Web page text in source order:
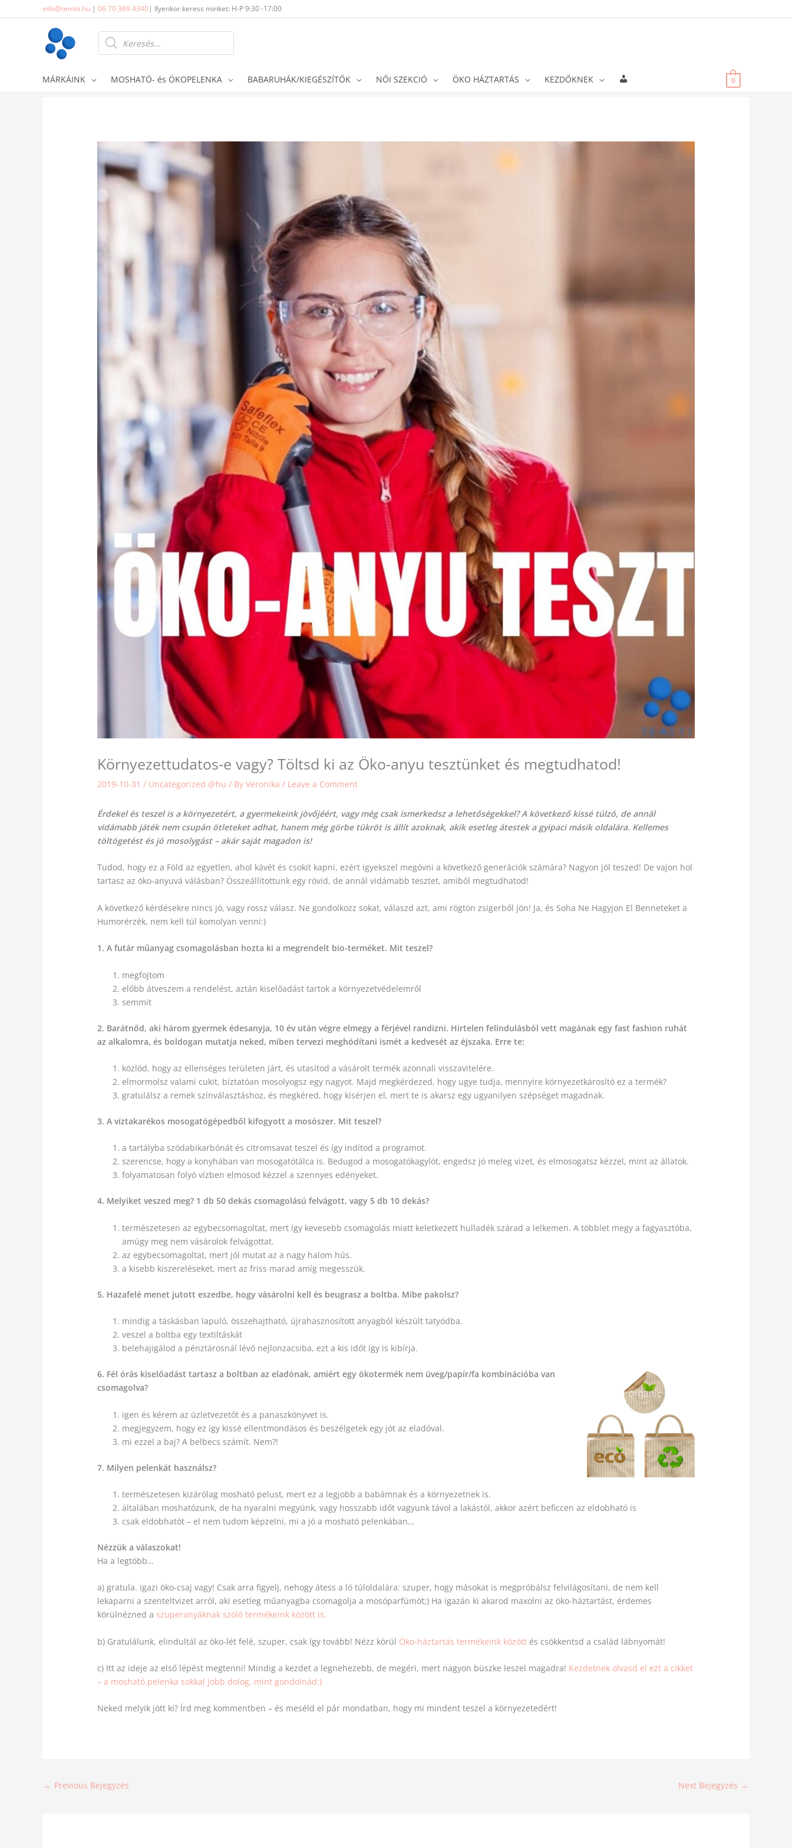
to
info@temiti.hu | 06 70 369 4340| Ilyenkor keress minket: H-P 9:30 -17:00
Products
search
MÁRKÁINK MOSHATÓ- és ÖKOPELENKA BABARUHÁK/KIEGÉSZÍTŐK NŐI SZEKCIÓ ÖKO HÁZTARTÁS KEZDŐKNEK 0
Környezettudatos-e vagy? Töltsd ki az Öko-anyu tesztünket és megtudhatod!
2019-10-31/ Uncategorized @hu / ByVeronika/ Leave a Comment
Érdekel és teszel is a környezetért, a gyermekeink jövőjéért, vagy még csak ismerkedsz a lehetőségekkel? A következő kissé túlzó, de annál
vidámabb játék nem csupán ötleteket adhat, hanem még görbe tükröt is állít azoknak, akik esetleg átestek a gyipaci másik oldalára. Kellemes
töltögetést és jó mosolygást – akár saját magadon is!
Tudod, hogy ez a Föld az egyetlen, ahol kávét és csokit kapni, ezért igyekszel megóvni a következő generációk számára? Nagyon jól teszed! De vajon hol
tartasz az öko-anyuvá válásban? Összeállítottunk egy rövid, de annál vidámabb tesztet, amiből megtudhatod!
A következő kérdésekre nincs jó, vagy rossz válasz. Ne gondolkozz sokat, válaszd azt, ami rögtön zsigerből jön! Ja, és Soha Ne Hagyjon El Benneteket a
Humorérzék, nem kell túl komolyan venni:)
1. A futár műanyag csomagolásban hozta ki a megrendelt bio-terméket. Mit teszel?
megfojtom
előbb átveszem a rendelést, aztán kiselőadást tartok a környezetvédelemről
semmit
2. Barátnőd, aki három gyermek édesanyja, 10 év után végre elmegy a férjével randizni. Hirtelen felindulásból vett magának egy fast fashion ruhát
az alkalomra, és boldogan mutatja neked, miben tervezi meghódítani ismét a kedvesét az éjszaka. Erre te:
közlöd, hogy az ellenséges területen járt, és utasítod a vásárolt termék azonnali visszavitelére.
elmormolsz valami cukit, bíztatóan mosolyogsz egy nagyot. Majd megkérdezed, hogy ugye tudja, mennyire környezetkárosító ez a termék?
gratulálsz a remek színválasztáshoz, és megkéred, hogy kísérjen el, mert te is akarsz egy ugyanilyen szépséget magadnak.
3. A víztakarékos mosogatógépedből kifogyott a mosószer. Mit teszel?
a tartályba szódabikarbónát és citromsavat teszel és így indítod a programot.
szerencse, hogy a konyhában van mosogatótálca is. Bedugod a mosogatókagylót, engedsz jó meleg vizet, és elmosogatsz kézzel, mint az állatok.
folyamatosan folyó vízben elmosod kézzel a szennyes edényeket.
4. Melyiket veszed meg? 1 db 50 dekás csomagolású felvágott, vagy 5 db 10 dekás?
természetesen az egybecsomagoltat, mert így kevesebb csomagolás miatt keletkezett hulladék szárad a lelkemen. A többlet megy a fagyasztóba,
amúgy meg nem vásárolok felvágottat.
az egybecsomagoltat, mert jól mutat az a nagy halom hús.
a kisebb kiszereléseket, mert az friss marad amíg megesszük.
5. Hazafelé menet jutott eszedbe, hogy vásárolni kell és beugrasz a boltba. Mibe pakolsz?
mindig a táskásban lapuló, összehajtható, újrahasznosított anyagból készült tatyódba.
veszel a boltba egy textiltáskát
belehajigálod a pénztárosnál lévő nejlonzacsiba, ezt a kis időt így is kibírja.
6. Fél órás kiselőadást tartasz a boltban az eladónak, amiért egy ökotermék nem üveg/papír/fa kombinációba van
csomagolva?
igen és kérem az üzletvezetőt és a panaszkönyvet is.
megjegyzem, hogy ez így kissé ellentmondásos és beszélgetek egy jót az eladóval.
mi ezzel a baj? A belbecs számít. Nem?!
7. Milyen pelenkát használsz?
természetesen kizárólag mosható pelust, mert ez a legjobb a babámnak és a környezetnek is.
általában moshatózunk, de ha nyaralni megyünk, vagy hosszabb időt vagyunk távol a lakástól, akkor azért beficcen az eldobható is
csak eldobhatót – el nem tudom képzelni, mi a jó a mosható pelenkában…
Nézzük a válaszokat!
Ha a legtöbb…
a) gratula. igazi öko-csaj vagy! Csak arra figyelj, nehogy átess a ló túloldalára: szuper, hogy másokat is megpróbálsz felvilágosítani, de nem kell
lekaparni a szenteltvizet arról, aki esetleg műanyagba csomagolja a mosóparfümöt;) Ha igazán ki akarod maxolni az öko-háztartást, érdemes
körülnézned a szuperanyáknak szóló termékeink között is.
b) Gratulálunk, elindultál az öko-lét felé, szuper, csak így tovább! Nézz körül Öko-háztartás termékeink között és csökkentsd a család lábnyomát!
c) Itt az ideje az első lépést megtenni! Mindig a kezdet a legnehezebb, de megéri, mert nagyon büszke leszel magadra! Kezdetnek olvasd el ezt a cikket
– a mosható pelenka sokkal jobb dolog, mint gondolnád:)
Neked melyik jött ki? Írd meg kommentben – és meséld el pár mondatban, hogy mi mindent teszel a környezetedért!
← Previous Bejegyzés Next Bejegyzés →